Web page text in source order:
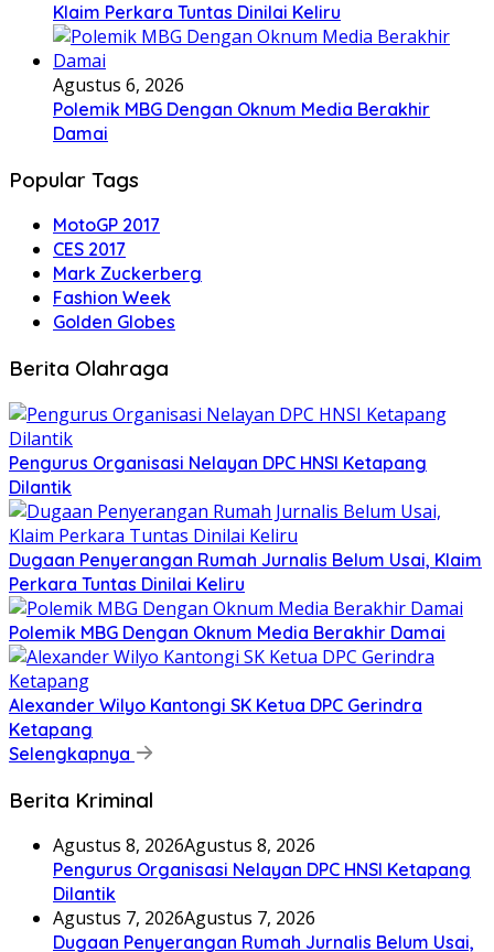
Klaim Perkara Tuntas Dinilai Keliru
Agustus 6, 2026
Polemik MBG Dengan Oknum Media Berakhir
Damai
Popular Tags
MotoGP 2017
CES 2017
Mark Zuckerberg
Fashion Week
Golden Globes
Berita Olahraga
Pengurus Organisasi Nelayan DPC HNSI Ketapang
Dilantik
Dugaan Penyerangan Rumah Jurnalis Belum Usai, Klaim
Perkara Tuntas Dinilai Keliru
Polemik MBG Dengan Oknum Media Berakhir Damai
Alexander Wilyo Kantongi SK Ketua DPC Gerindra
Ketapang
Selengkapnya
Berita Kriminal
Agustus 8, 2026Agustus 8, 2026
Pengurus Organisasi Nelayan DPC HNSI Ketapang
Dilantik
Agustus 7, 2026Agustus 7, 2026
Dugaan Penyerangan Rumah Jurnalis Belum Usai,